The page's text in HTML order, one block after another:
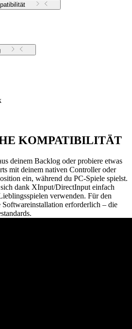
KOMPATIBILITÄT
deinem Backlog oder probiere etwas
mit deinem nativen Controller oder
ein, während du PC-Spiele spielst.
dank XInput/DirectInput einfach
verwenden. Für den
erforderlich – die